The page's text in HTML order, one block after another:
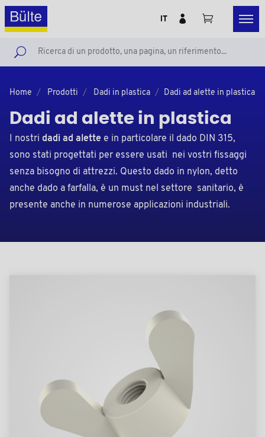
IT
Home Prodotti Dadi in plastica Dadi ad alette in plastica
Dadi ad alette in plastica
I nostri dadi ad alette e in particolare il dado DIN 315,
sono stati progettati per essere usati nei vostri fissaggi
senza bisogno di attrezzi. Questo dado in nylon, detto
anche dado a farfalla, è un must nel settore sanitario, è
presente anche in numerose applicazioni industriali.